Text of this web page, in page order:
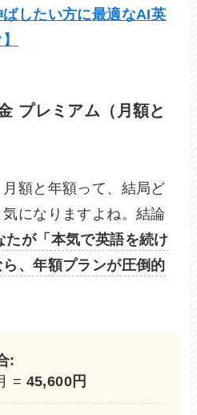
したい方に最適なAI英
プレミアム（月額と
月額と年額って、結局ど
になりますよね。結論
たが「本気で英語を続け
、年額プランが圧倒的
:
= 45,600円